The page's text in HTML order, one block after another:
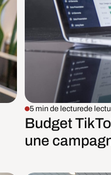
5 min de lecturede
Budget
une